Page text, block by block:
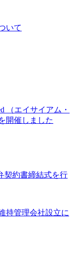
いて
（エイサイアム・
開催しました
契約書締結式を行
持管理会社設立に